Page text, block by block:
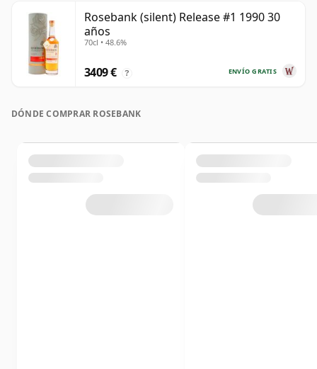
Rosebank (silent) Release #1 1990 30
años
70cl • 48.6%
ENVÍO GRATIS
3409 € ?
DÓNDE COMPRAR ROSEBANK